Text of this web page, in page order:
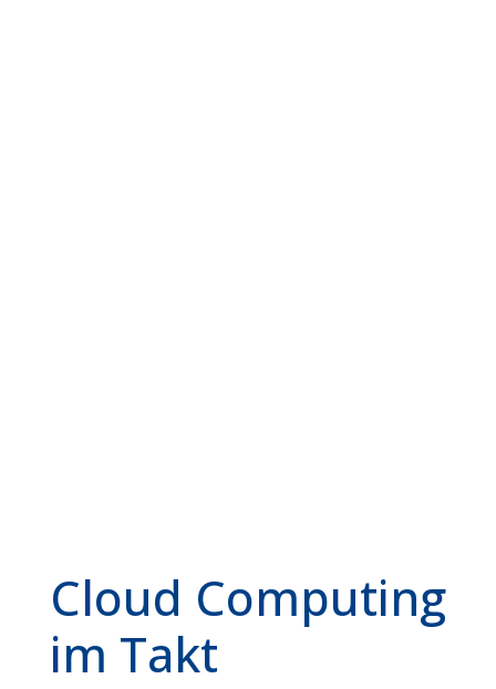
Cloud Computing
im Takt